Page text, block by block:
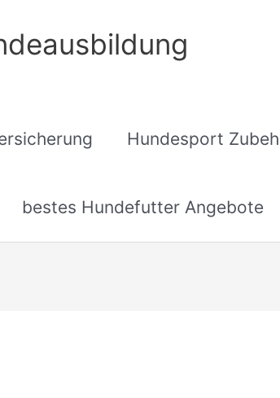
Hundesport
bestes Hundefutter Angebote